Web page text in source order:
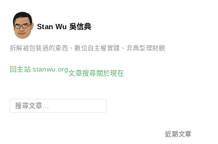
Stan Wu 吳信典
拆解被包裝過的東西、數位自主權實踐、非典型理財觀
回主站 stanwu.org文章搜尋關於現在
近期文章